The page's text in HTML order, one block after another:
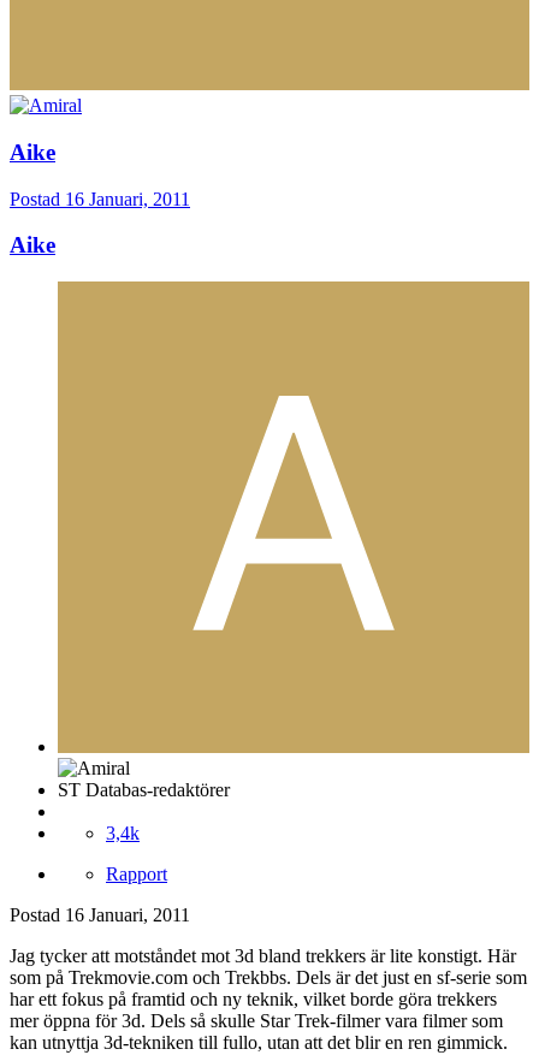
Aike
Postad 16 Januari, 2011
Aike
ST Databas-redaktörer
3,4k
Rapport
Postad 16 Januari, 2011
Jag tycker att motståndet mot 3d bland trekkers är lite konstigt. Här
som på Trekmovie.com och Trekbbs. Dels är det just en sf-serie som
har ett fokus på framtid och ny teknik, vilket borde göra trekkers
mer öppna för 3d. Dels så skulle Star Trek-filmer vara filmer som
kan utnyttja 3d-tekniken till fullo, utan att det blir en ren gimmick.